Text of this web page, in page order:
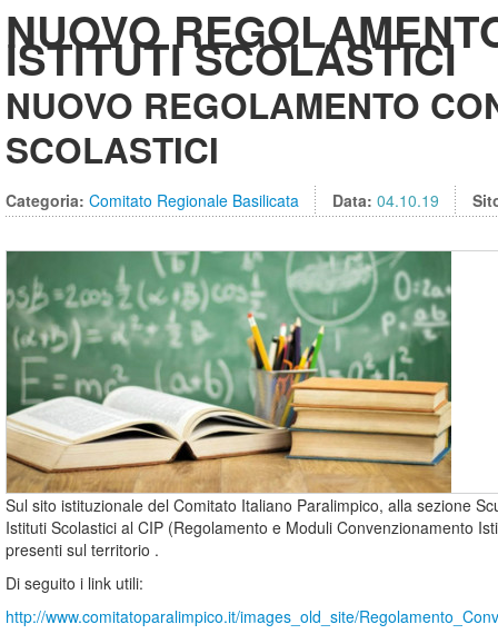
NUOVO
ISTITUTI SCOLASTICI
NUOVO REGOLAMENTO
SCOLASTICI
Categoria: Comitato Regionale Basilicata Data: 04.10.19
Sul sito istituzionale del Comitato Italiano Paralimpico, alla sezione
Istituti Scolastici al CIP (Regolamento e Moduli Convenzionamento
presenti sul territorio .
Di seguito i link utili:
http://www.comitatoparalimpico.it/images_old_site/